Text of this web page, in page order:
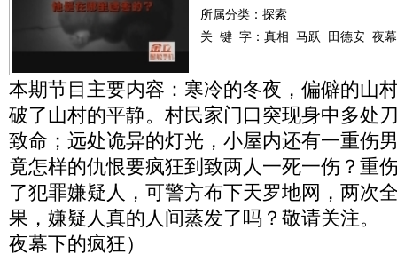
所属分类：探索
关 键 字： 真相 马跃 田德安 夜幕
本期节目主要内容：寒冷的冬夜，偏僻的山
破了山村的平静。村民家门口突现身中多处
致命；远处诡异的灯光，小屋内还有一重伤
竟怎样的仇恨要疯狂到致两人一死一伤？重
了犯罪嫌疑人，可警方布下天罗地网，两次
果，嫌疑人真的人间蒸发了吗？敬请关注。
夜幕下的疯狂）